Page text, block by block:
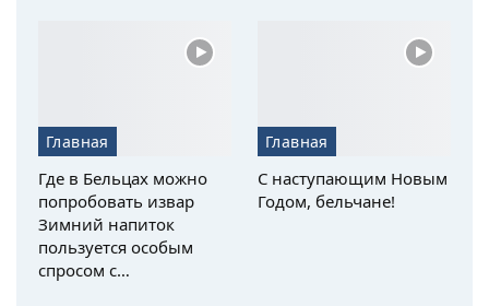
Главная
Где в Бельцах можно
попробовать извар
Зимний напиток
пользуется особым
спросом с…
Главная
С наступающим Новым
Годом, бельчане!